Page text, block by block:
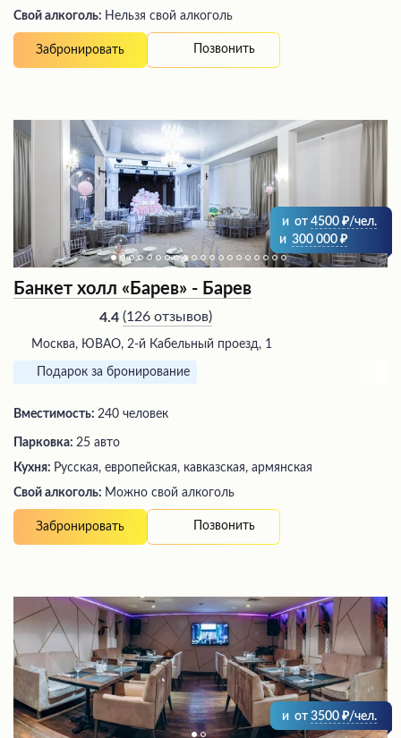
Свой алкоголь: Нельзя свой алкоголь
Забронировать Позвонить
и от 4500
/чел.
и 300 000
Банкет холл «Барев» - Барев
4.4 (126 отзывов)
Москва, ЮВАО, 2-й Кабельный проезд, 1
Подарок за бронирование
Вместимость: 240 человек
Парковка: 25 авто
Кухня: Русская, европейская, кавказская, армянская
Свой алкоголь: Можно свой алкоголь
Забронировать Позвонить
и от 3500 /чел.